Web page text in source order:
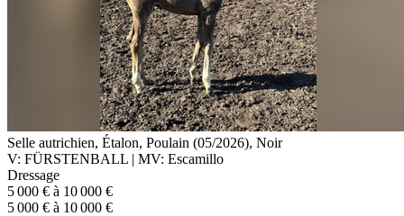
Selle autrichien, Étalon, Poulain (05/2026), Noir
V: FÜRSTENBALL | MV: Escamillo
Dressage
5 000 € à 10 000 €
5 000 € à 10 000 €